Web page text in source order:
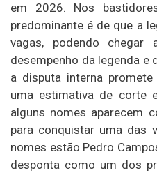
em 2026. Nos
predominante é de que a
vagas, podendo
desempenho da legenda e
a disputa interna
uma estimativa de corte
alguns nomes aparecem
para conquistar uma das
nomes estão Pedro
desponta como um dos